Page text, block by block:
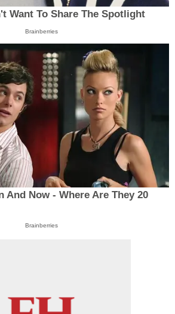
Want To Share The Spotlight
Brainberries
And Now - Where Are They 20
Brainberries